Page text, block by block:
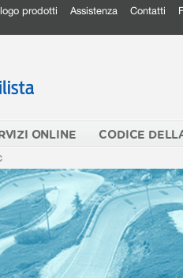
prodotti Assistenza Contatti
ONLINE CODICE